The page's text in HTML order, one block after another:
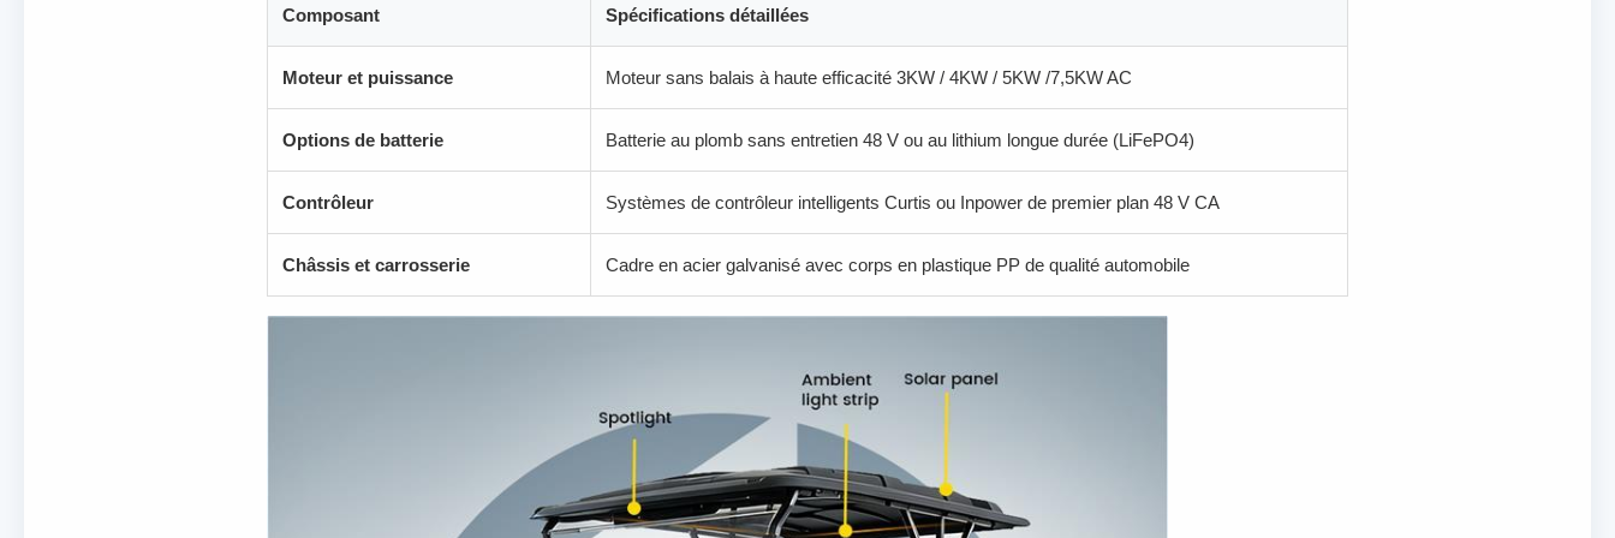
Composant Spécifications détaillées
Moteur et puissance Moteur sans balais à haute efficacité 3KW / 4KW / 5KW /7,5KW AC
Options de batterie Batterie au plomb sans entretien 48 V ou au lithium longue durée (LiFePO4)
Contrôleur Systèmes de contrôleur intelligents Curtis ou Inpower de premier plan 48 V CA
Châssis et carrosserie Cadre en acier galvanisé avec corps en plastique PP de qualité automobile